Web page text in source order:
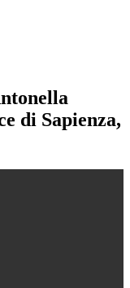
di Sapienza,